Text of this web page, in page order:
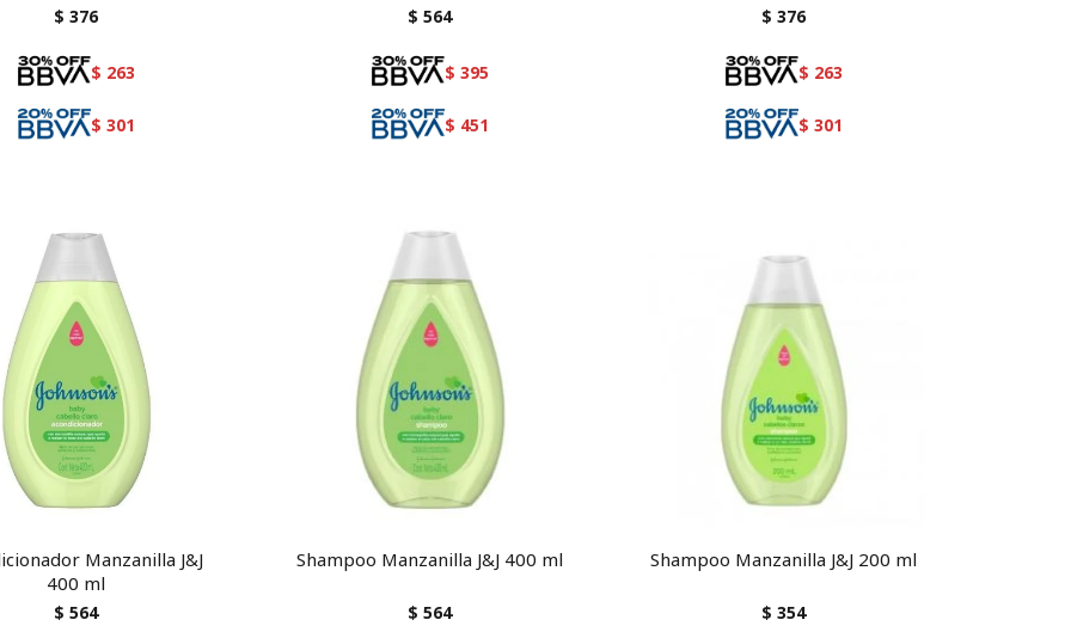
$ 376
$ 263
$ 301
$ 564
$ 395
$ 451
$ 376
$ 263
$ 301
Manzanilla J&J
400 ml
$ 564
Shampoo Manzanilla J&J 400 ml
$ 564
Shampoo Manzanilla J&J 200 ml
$ 354